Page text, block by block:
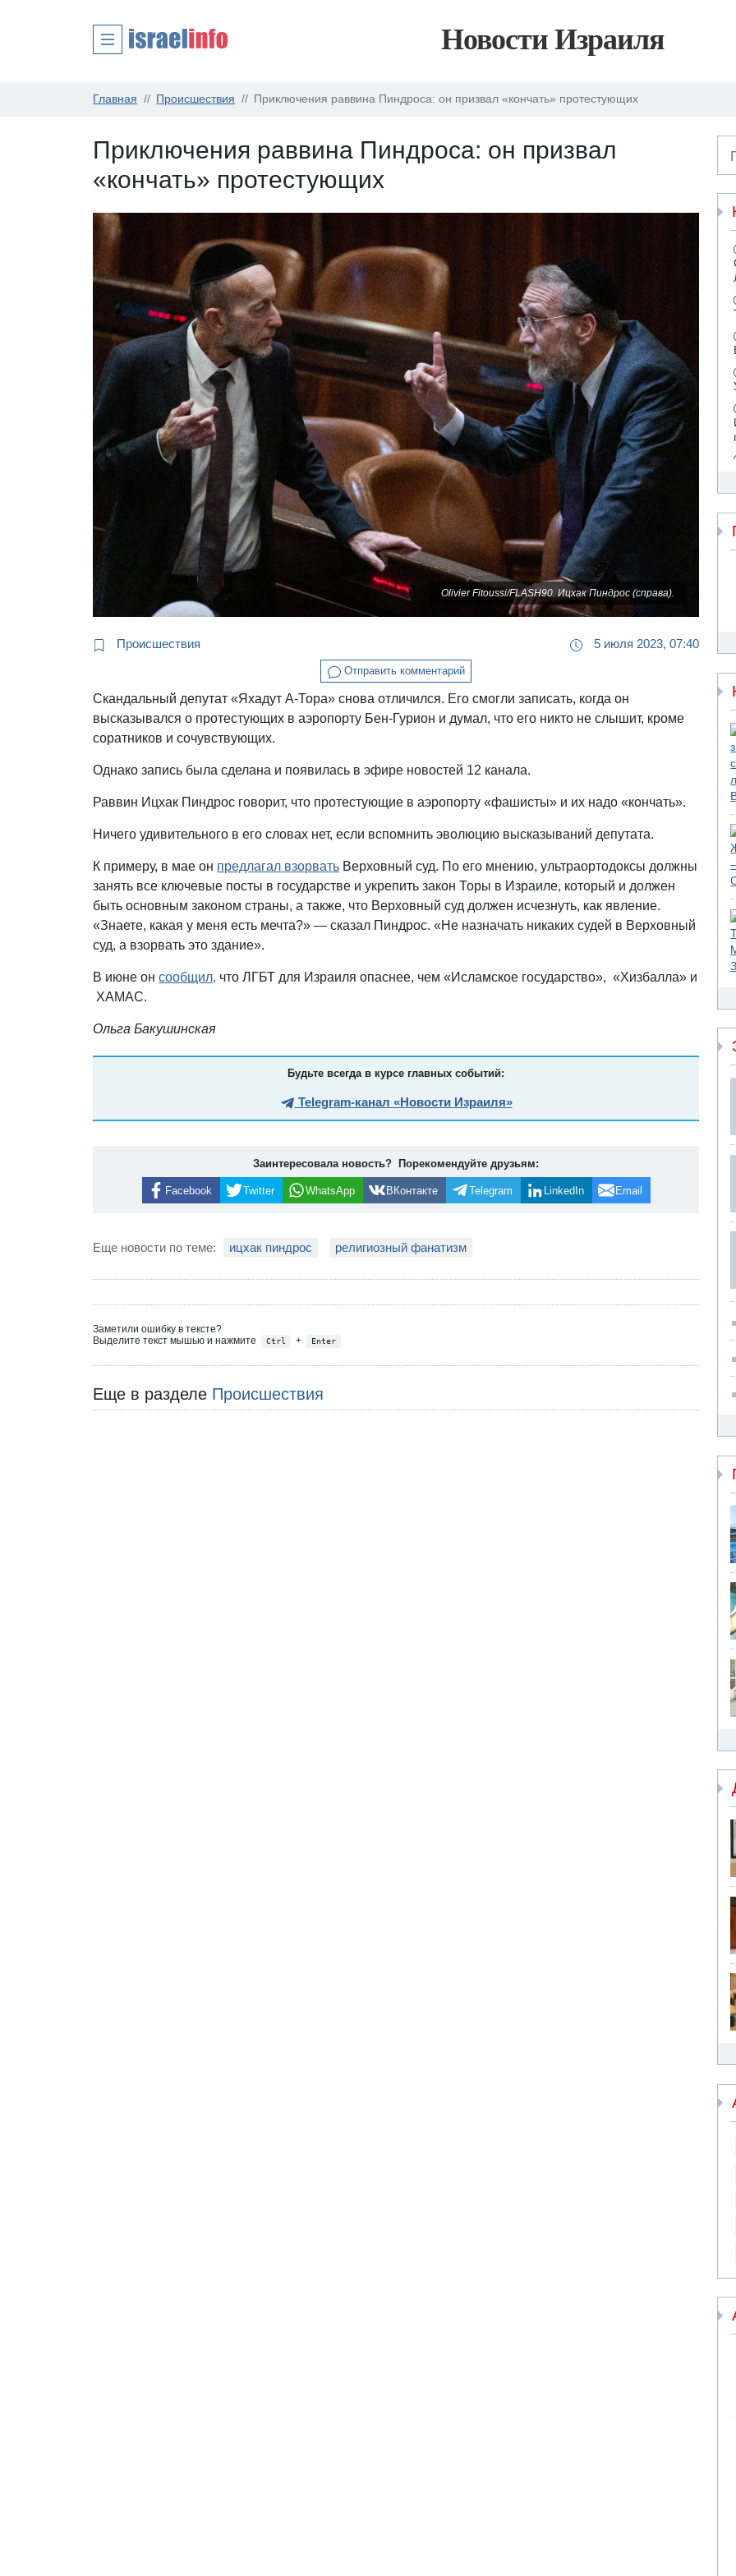
Новости Израиля
Главная Происшествия Приключения раввина Пиндроса: он призвал «кончать» протестующих
Приключения раввина Пиндроса: он призвал
«кончать» протестующих
Olivier Fitoussi/FLASH90. Ицхак Пиндрос (справа).
Происшествия 5 июля 2023, 07:40
Отправить комментарий
Скандальный депутат «Яхадут А-Тора» снова отличился. Его смогли записать, когда он
высказывался о протестующих в аэропорту Бен-Гурион и думал, что его никто не слышит, кроме
соратников и сочувствующих.
Однако запись была сделана и появилась в эфире новостей 12 канала.
Раввин Ицхак Пиндрос говорит, что протестующие в аэропорту «фашисты» и их надо «кончать».
Ничего удивительного в его словах нет, если вспомнить эволюцию высказываний депутата.
К примеру, в мае он предлагал взорвать Верховный суд. По его мнению, ультраортодоксы должны
занять все ключевые посты в государстве и укрепить закон Торы в Израиле, который и должен
быть основным законом страны, а также, что Верховный суд должен исчезнуть, как явление.
«Знаете, какая у меня есть мечта?» — сказал Пиндрос. «Не назначать никаких судей в Верховный
суд, а взорвать это здание».
В июне онсообщил, что ЛГБТ для Израиля опаснее, чем «Исламское государство», «Хизбалла» и
ХАМАС.
Ольга Бакушинская
Будьте всегда в курсе главных событий:
Telegram-канал «Новости Израиля»
Заинтересовала новость? Порекомендуйте друзьям:
Facebook Twitter WhatsApp ВКонтакте Telegram LinkedIn Email
Еще новости по теме: ицхак пиндрос религиозный фанатизм
Заметили ошибку в тексте?
Выделите текст мышью и нажмите
Ctrl + Enter
Еще в разделе Происшествия